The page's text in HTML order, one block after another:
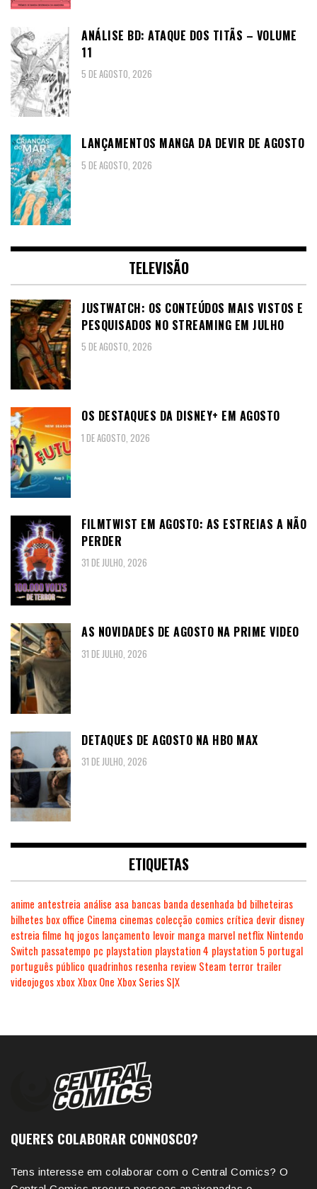
ANÁLISE BD: ATAQUE DOS TITÃS – VOLUME
11
5 DE AGOSTO, 2026
LANÇAMENTOS MANGA DA DEVIR DE AGOSTO
5 DE AGOSTO, 2026
TELEVISÃO
JUSTWATCH: OS CONTEÚDOS MAIS VISTOS E
PESQUISADOS NO STREAMING EM JULHO
5 DE AGOSTO, 2026
OS DESTAQUES DA DISNEY+ EM AGOSTO
1 DE AGOSTO, 2026
FILMTWIST EM AGOSTO: AS ESTREIAS A NÃO
PERDER
31 DE JULHO, 2026
AS NOVIDADES DE AGOSTO NA PRIME VIDEO
31 DE JULHO, 2026
DETAQUES DE AGOSTO NA HBO MAX
31 DE JULHO, 2026
ETIQUETAS
anime antestreia análise asa bancas banda desenhada bd bilheteiras
bilhetes box office Cinema cinemas colecção comics crítica devir disney
estreia filme hq jogos lançamento levoir manga marvel netflix Nintendo
Switch passatempo pc playstation playstation 4 playstation 5 portugal
português público quadrinhos resenha review Steam terror trailer
videojogosxboxXbox One Xbox Series S|X
QUERES COLABORAR CONNOSCO?
Tens interesse em colaborar com o Central Comics? O